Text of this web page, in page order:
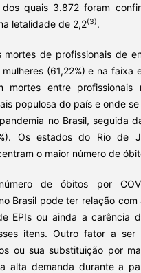
dos quais 3.872 foram
letalidade de 2,2(3).
mortes de profissionais de
(61,22%) e na faixa
mortes entre
populosa do país e onde
no Brasil, seguida
Os estados do Rio de
o maior número de
de óbitos por
Brasil pode ter relação
EPIs ou ainda a carência
itens. Outro fator a
ou sua substituição por
alta demanda durante a